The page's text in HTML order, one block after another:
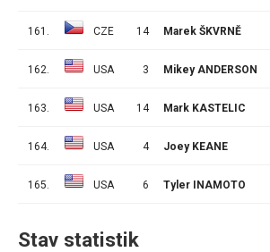
161. CZE 14 Marek ŠKVRNĚ
162. USA 3 Mikey ANDERSON
163. USA 14 Mark KASTELIC
164. USA 4 Joey KEANE
165. USA 6 Tyler INAMOTO
Stav statistik